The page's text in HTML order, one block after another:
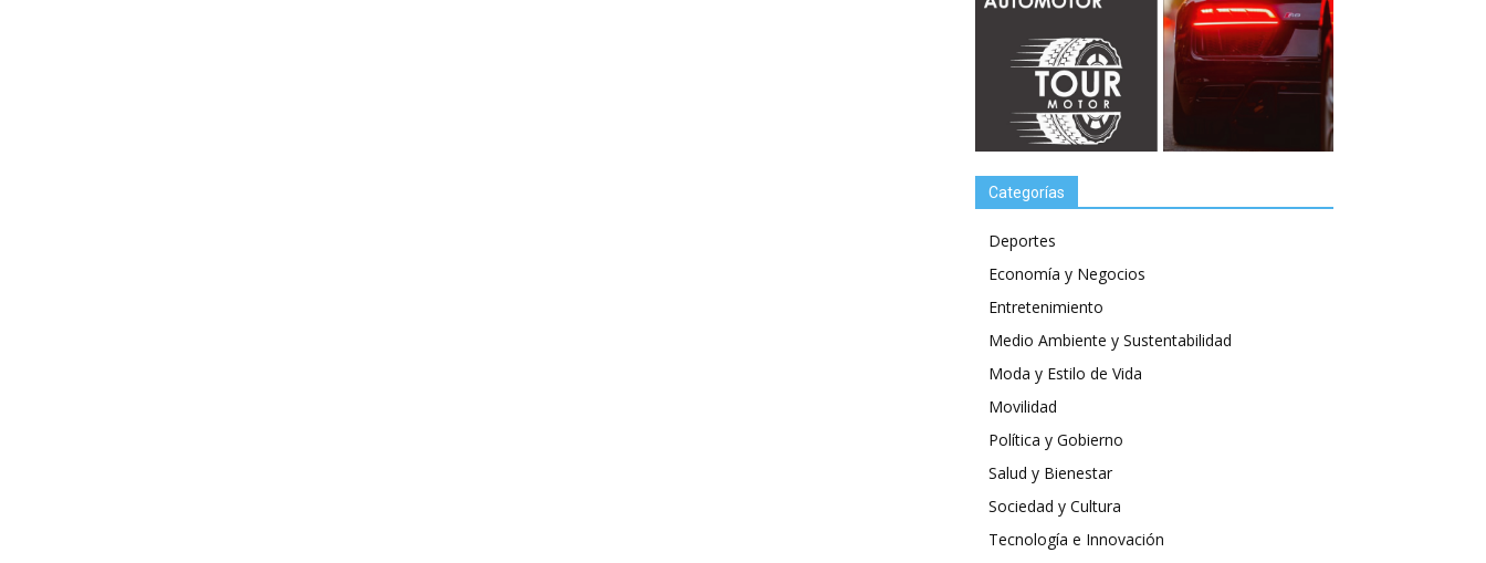
Categorías
Deportes
Economía y Negocios
Entretenimiento
Medio Ambiente y Sustentabilidad
Moda y Estilo de Vida
Movilidad
Política y Gobierno
Salud y Bienestar
Sociedad y Cultura
Tecnología e Innovación